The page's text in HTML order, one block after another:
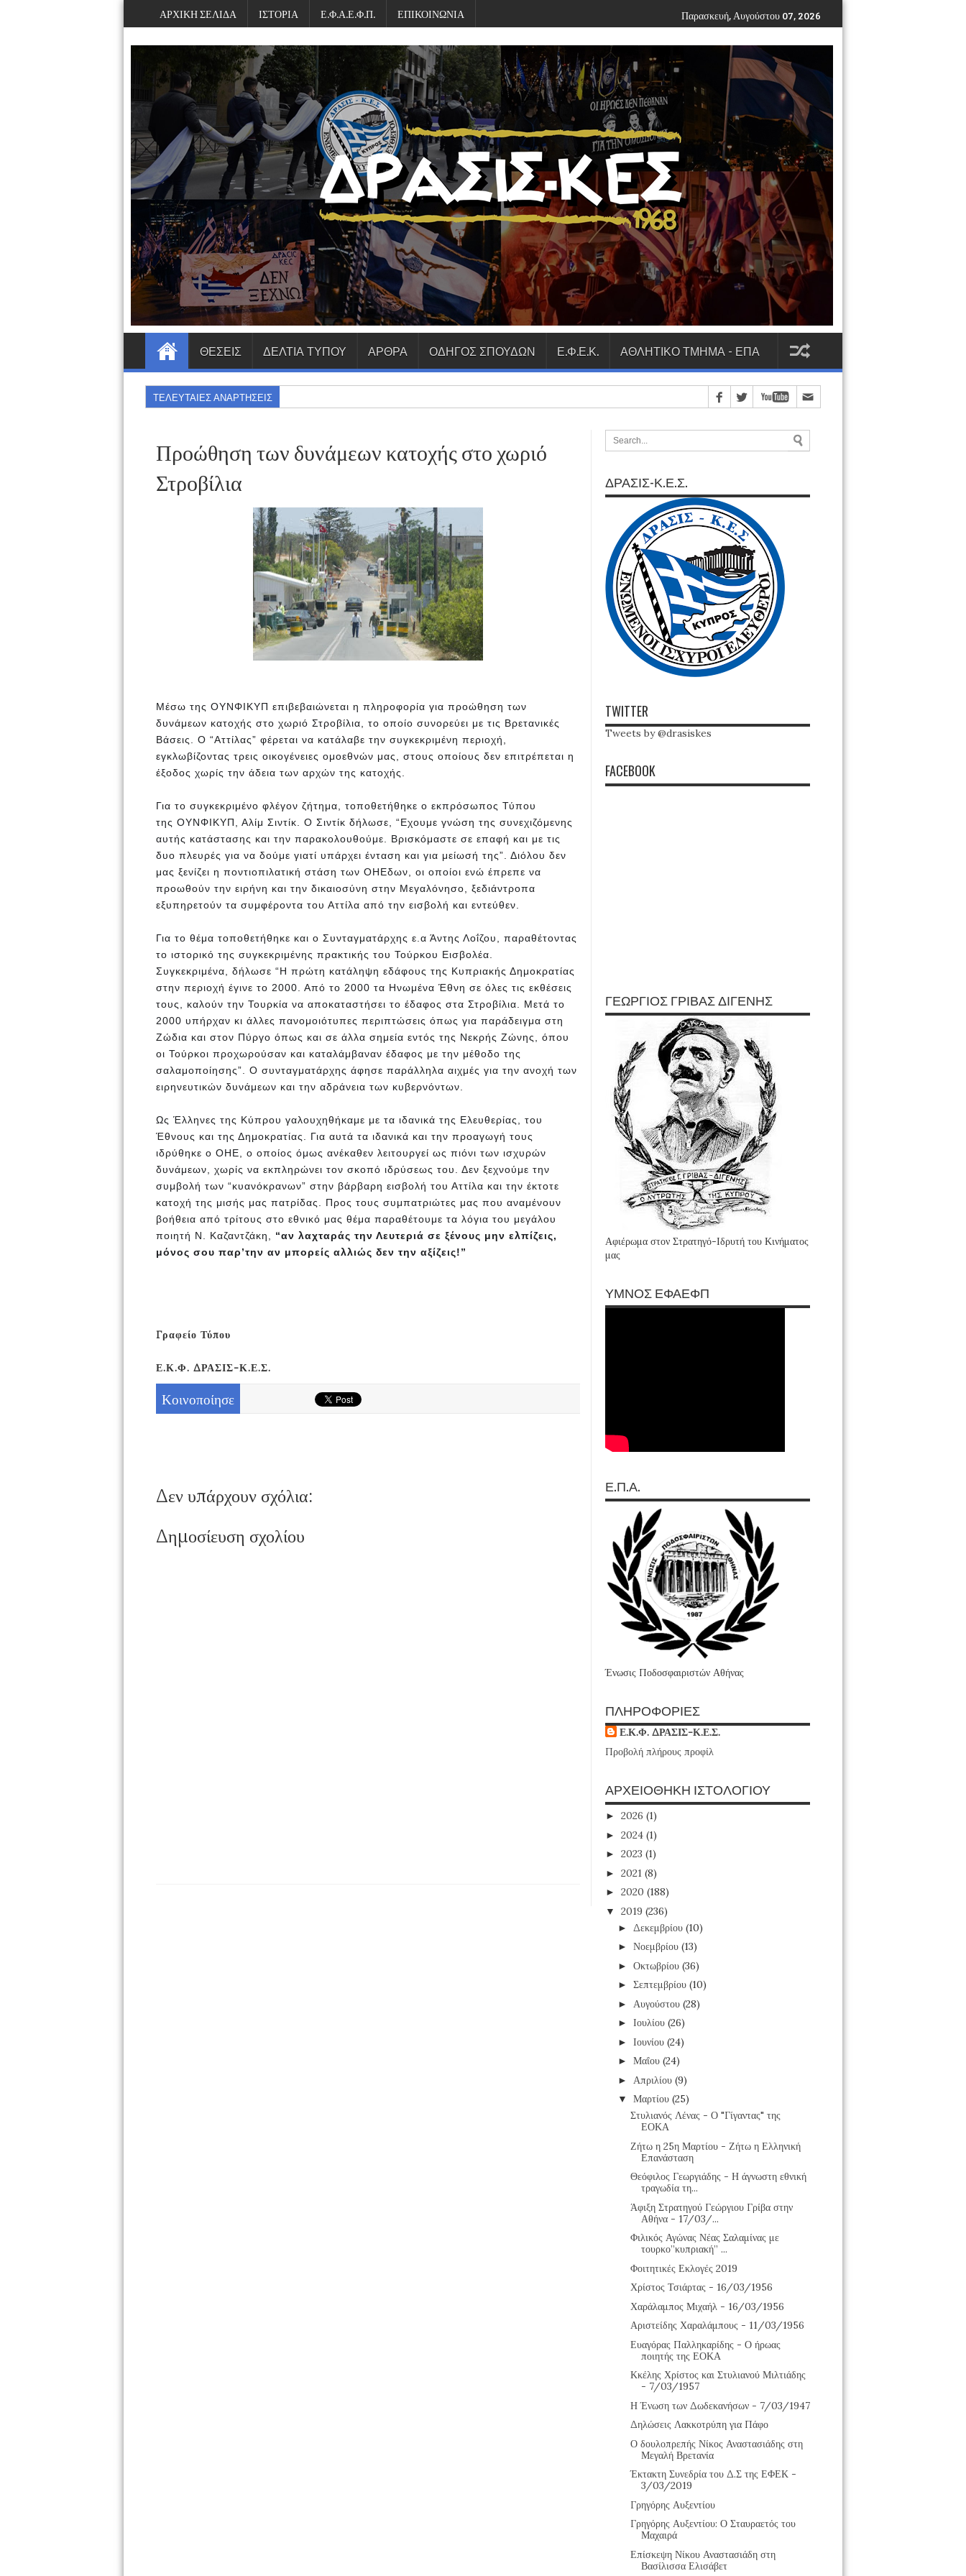
ΑΡΧΙΚΗ ΣΕΛΙΔΑ ΙΣΤΟΡΙΑ Ε.Φ.Α.Ε.Φ.Π. ΕΠΙΚΟΙΝΩΝΙΑ Παρασκευή, Αυγούστου 07, 2026
ΘΕΣΕΙΣ ΔΕΛΤΙΑ ΤΥΠΟΥ ΑΡΘΡΑ ΟΔΗΓΟΣ ΣΠΟΥΔΩΝ Ε.Φ.Ε.Κ. ΑΘΛΗΤΙΚΟ ΤΜΗΜΑ - ΕΠΑ
ΤΕΛΕΥΤΑΙΕΣ ΑΝΑΡΤΗΣΕΙΣ
Προώθηση των δυνάμεων κατοχής στο χωριό
Στροβίλια
Μέσω της ΟΥΝΦΙΚΥΠ επιβεβαιώνεται η πληροφορία για προώθηση των
δυνάμεων κατοχής στο χωριό Στροβίλια, το οποίο συνορεύει με τις Βρετανικές
Βάσεις. Ο “Αττίλας” φέρεται να κατάλαβε την συγκεκριμένη περιοχή,
εγκλωβίζοντας τρεις οικογένειες ομοεθνών μας, στους οποίους δεν επιτρέπεται η
έξοδος χωρίς την άδεια των αρχών της κατοχής.
Για το συγκεκριμένο φλέγον ζήτημα, τοποθετήθηκε ο εκπρόσωπος Τύπου
της ΟΥΝΦΙΚΥΠ, Αλίμ Σιντίκ. Ο Σιντίκ δήλωσε, “Εχουμε γνώση της συνεχιζόμενης
αυτής κατάστασης και την παρακολουθούμε. Βρισκόμαστε σε επαφή και με τις
δυο πλευρές για να δούμε γιατί υπάρχει ένταση και για μείωσή της”. Διόλου δεν
μας ξενίζει η ποντιοπιλατική στάση των ΟΗΕδων, οι οποίοι ενώ έπρεπε να
προωθούν την ειρήνη και την δικαιοσύνη στην Μεγαλόνησο, ξεδιάντροπα
εξυπηρετούν τα συμφέροντα του Αττίλα από την εισβολή και εντεύθεν.
Για το θέμα τοποθετήθηκε και ο Συνταγματάρχης ε.α Άντης Λοΐζου, παραθέτοντας
το ιστορικό της συγκεκριμένης πρακτικής του Τούρκου Εισβολέα.
Συγκεκριμένα, δήλωσε “Η πρώτη κατάληψη εδάφους της Κυπριακής Δημοκρατίας
στην περιοχή έγινε το 2000. Από το 2000 τα Ηνωμένα Έθνη σε όλες τις εκθέσεις
τους, καλούν την Τουρκία να αποκαταστήσει το έδαφος στα Στροβίλια. Μετά το
2000 υπήρχαν κι άλλες πανομοιότυπες περιπτώσεις όπως για παράδειγμα στη
Ζώδια και στον Πύργο όπως και σε άλλα σημεία εντός της Νεκρής Ζώνης, όπου
οι Τούρκοι προχωρούσαν και καταλάμβαναν έδαφος με την μέθοδο της
σαλαμοποίησης”. Ο συνταγματάρχης άφησε παράλληλα αιχμές για την ανοχή των
ειρηνευτικών δυνάμεων και την αδράνεια των κυβερνόντων.
Ως Έλληνες της Κύπρου γαλουχηθήκαμε με τα ιδανικά της Ελευθερίας, του
Έθνους και της Δημοκρατίας. Για αυτά τα ιδανικά και την προαγωγή τους
ιδρύθηκε ο ΟΗΕ, ο οποίος όμως ανέκαθεν λειτουργεί ως πιόνι των ισχυρών
δυνάμεων, χωρίς να εκπληρώνει τον σκοπό ιδρύσεως του. Δεν ξεχνούμε την
συμβολή των “κυανόκρανων” στην βάρβαρη εισβολή του Αττίλα και την έκτοτε
κατοχή της μισής μας πατρίδας. Προς τους συμπατριώτες μας που αναμένουν
βοήθεια από τρίτους στο εθνικό μας θέμα παραθέτουμε τα λόγια του μεγάλου
ποιητή Ν. Καζαντζάκη, “αν λαχταράς την Λευτεριά σε ξένους μην ελπίζεις,
μόνος σου παρ’την αν μπορείς αλλιώς δεν την αξίζεις!”
Γραφείο Τύπου
Ε.Κ.Φ. ΔΡΑΣΙΣ-Κ.Ε.Σ.
Κοινοποίησε
Δεν υπάρχουν σχόλια:
Δημοσίευση σχολίου
ΔΡΑΣΙΣ-Κ.Ε.Σ.
TWITTER
Tweets by @drasiskes
FACEBOOK
ΓΕΩΡΓΙΟΣ ΓΡΙΒΑΣ ΔΙΓΕΝΗΣ
Αφιέρωμα στον Στρατηγό-Ιδρυτή του Κινήματος
μας
ΥΜΝΟΣ ΕΦΑΕΦΠ
Ε.Π.Α.
Ένωσις Ποδοσφαιριστών Αθήνας
ΠΛΗΡΟΦΟΡΙΕΣ
Ε.Κ.Φ. ΔΡΑΣΙΣ-Κ.Ε.Σ.
Προβολή πλήρους προφίλ
ΑΡΧΕΙΟΘΗΚΗ ΙΣΤΟΛΟΓΙΟΥ
► 2026 (1)
► 2024 (1)
► 2023 (1)
► 2021 (8)
► 2020 (188)
▼ 2019 (236)
► Δεκεμβρίου (10)
► Νοεμβρίου (13)
► Οκτωβρίου (36)
► Σεπτεμβρίου (10)
► Αυγούστου (28)
► Ιουλίου (26)
► Ιουνίου (24)
► Μαΐου (24)
► Απριλίου (9)
▼ Μαρτίου (25)
Στυλιανός Λένας - Ο "Γίγαντας" της
ΕΟΚΑ
Ζήτω η 25η Μαρτίου - Ζήτω η Ελληνική
Επανάσταση
Θεόφιλος Γεωργιάδης - Η άγνωστη εθνική
τραγωδία τη...
Άφιξη Στρατηγού Γεώργιου Γρίβα στην
Αθήνα - 17/03/...
Φιλικός Αγώνας Νέας Σαλαμίνας με
τουρκο”κυπριακή” ...
Φοιτητικές Εκλογές 2019
Χρίστος Τσιάρτας - 16/03/1956
Χαράλαμπος Μιχαήλ - 16/03/1956
Αριστείδης Χαραλάμπους - 11/03/1956
Ευαγόρας Παλληκαρίδης - Ο ήρωας
ποιητής της ΕΟΚΑ
Κκέλης Χρίστος και Στυλιανού Μιλτιάδης
- 7/03/1957
Η Ένωση των Δωδεκανήσων - 7/03/1947
Δηλώσεις Λακκοτρύπη για Πάφο
Ο δουλοπρεπής Νίκος Αναστασιάδης στη
Μεγαλή Βρετανία
Έκτακτη Συνεδρία του Δ.Σ της ΕΦΕΚ -
3/03/2019
Γρηγόρης Αυξεντίου
Γρηγόρης Αυξεντίου: Ο Σταυραετός του
Μαχαιρά
Επίσκεψη Νίκου Αναστασιάδη στη
Βασίλισσα Ελισάβετ